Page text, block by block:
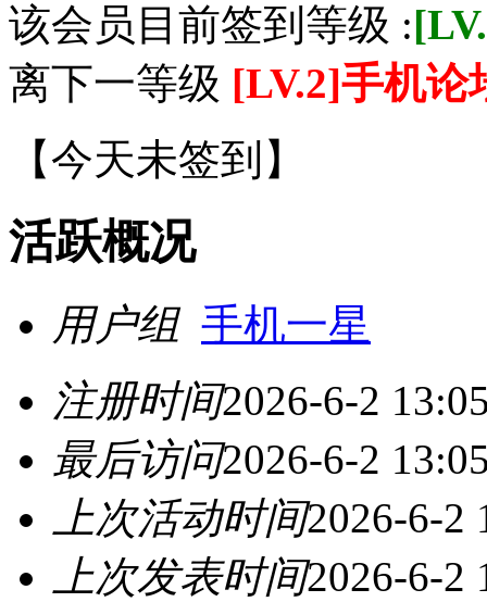
该会员目前签到等级 :
离下一等级 [LV.2]手机论
【今天未签到 】
活跃概况
用户组 手机一星
注册时间2026-6-2
最后访问2026-6-2
上次活动时间2026-6-2
上次发表时间2026-6-2